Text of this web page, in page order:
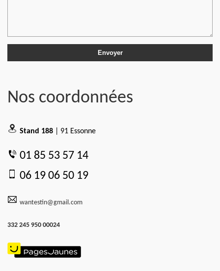
Nos coordonnées
Stand 188 | 91 Essonne
01 85 53 57 14
06 19 06 50 19
wantestin@gmail.com
332 245 950 00024